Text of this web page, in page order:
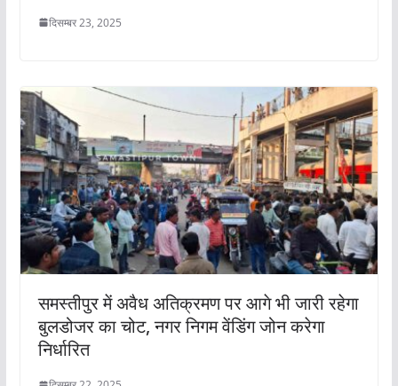
दिसम्बर 23, 2025
समस्तीपुर में अवैध अतिक्रमण पर आगे भी जारी रहेगा
बुलडोजर का चोट, नगर निगम वेंडिंग जोन करेगा
निर्धारित